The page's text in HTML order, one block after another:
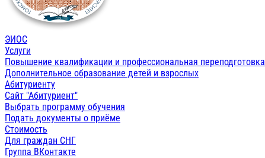
ЭИОС
Услуги
Повышение квалификации и профессиональная переподготовка
Дополнительное образование детей и взрослых
Абитуриенту
Сайт "Абитуриент"
Выбрать программу обучения
Подать документы о приёме
Стоимость
Для граждан СНГ
Группа ВКонтакте